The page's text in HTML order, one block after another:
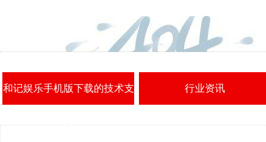
和记娱乐手机版下载的技术支 行业资讯